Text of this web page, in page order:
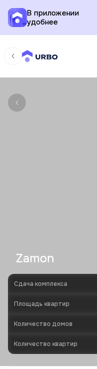
В приложении
удобнее
Zamon
Сдача комплекса
Площадь квартир
Количество домов
Количество квартир